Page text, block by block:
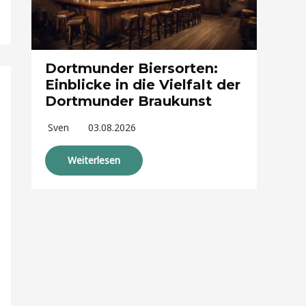
Dortmunder Biersorten:
Einblicke in die Vielfalt der
Dortmunder Braukunst
Sven 03.08.2026
Weiterlesen